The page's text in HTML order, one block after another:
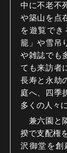
中に不老不
や築山を点
を遊覧で
籠」や雪吊
や雑誌でも
ても来訪者
長寿と永劫
庭へ、四季
多くの人々
兼六園と
揆で支配権
沢御堂を創